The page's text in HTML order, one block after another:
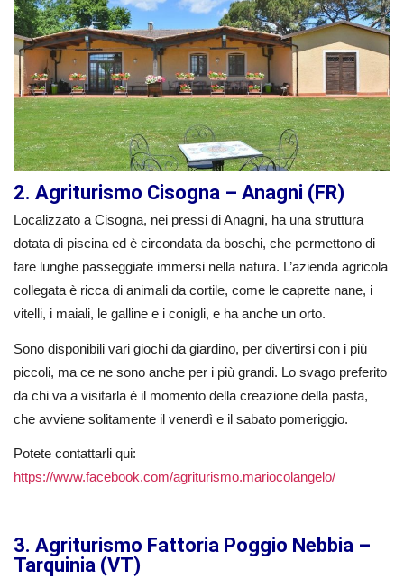
2. Agriturismo Cisogna – Anagni (FR)
Localizzato a Cisogna, nei pressi di Anagni, ha una struttura
dotata di piscina ed è circondata da boschi, che permettono di
fare lunghe passeggiate immersi nella natura. L’azienda agricola
collegata è ricca di animali da cortile, come le caprette nane, i
vitelli, i maiali, le galline e i conigli, e ha anche un orto.
Sono disponibili vari giochi da giardino, per divertirsi con i più
piccoli, ma ce ne sono anche per i più grandi. Lo svago preferito
da chi va a visitarla è il momento della creazione della pasta,
che avviene solitamente il venerdì e il sabato pomeriggio.
Potete contattarli qui:
https://www.facebook.com/agriturismo.mariocolangelo/
3. Agriturismo Fattoria Poggio Nebbia –
Tarquinia (VT)